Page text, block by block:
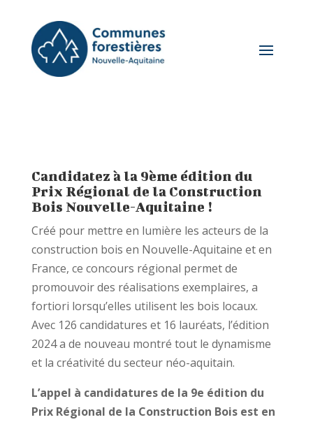
Candidatez à la 9ème édition du
Prix Régional de la Construction
Bois Nouvelle-Aquitaine !
Créé pour mettre en lumière les acteurs de la
construction bois en Nouvelle-Aquitaine et en
France, ce concours régional permet de
promouvoir des réalisations exemplaires, a
fortiori lorsqu’elles utilisent les bois locaux.
Avec 126 candidatures et 16 lauréats, l’édition
2024 a de nouveau montré tout le dynamisme
et la créativité du secteur néo-aquitain.
L’appel à candidatures de la 9e édition du
Prix Régional de la Construction Bois est en